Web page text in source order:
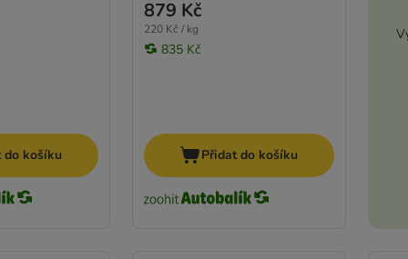
do košíku
879 Kč
220 Kč / kg
835 Kč
Přidat do košíku